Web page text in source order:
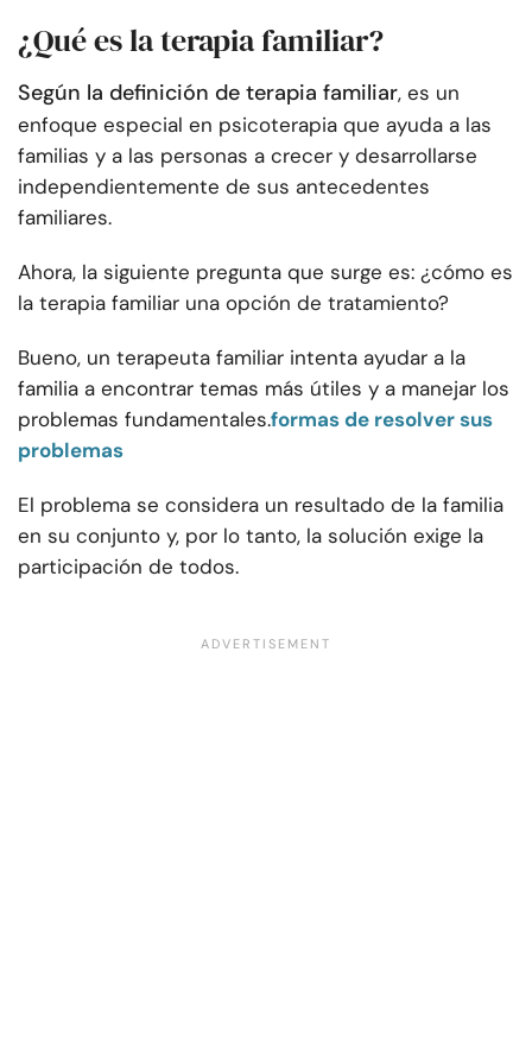
¿Qué es la terapia familiar?
Según la definición de terapia familiar, es un
enfoque especial en psicoterapia que ayuda a las
familias y a las personas a crecer y desarrollarse
independientemente de sus antecedentes
familiares.
Ahora, la siguiente pregunta que surge es: ¿cómo es
la terapia familiar una opción de tratamiento?
Bueno, un terapeuta familiar intenta ayudar a la
familia a encontrar temas más útiles y a manejar los
problemas fundamentales.formas de resolver sus
problemas
El problema se considera un resultado de la familia
en su conjunto y, por lo tanto, la solución exige la
participación de todos.